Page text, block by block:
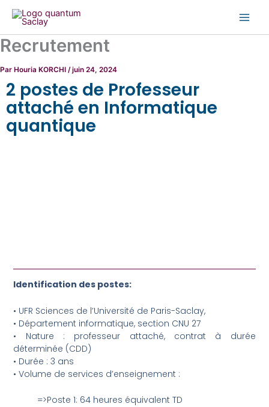
Aller
contenu
Recrutement
Par Houria KORCHI /juin 24, 2024
2 postes de Professeur
attaché en Informatique
quantique
Identification des postes:
• UFR Sciences de l’Université de Paris-Saclay,
• Département informatique, section CNU 27
• Nature : professeur attaché, contrat à durée
déterminée (CDD)
• Durée : 3 ans
• Volume de services d’enseignement :
=>Poste 1: 64 heures équivalent TD